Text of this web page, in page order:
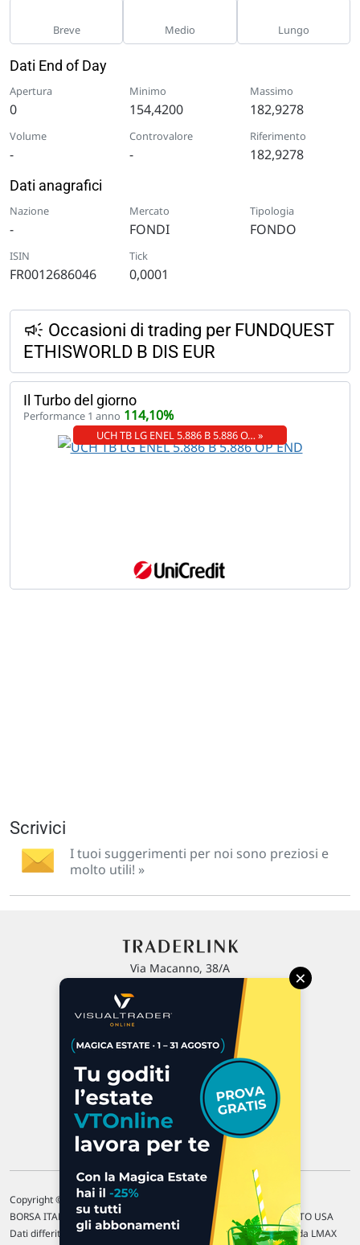
Breve Medio Lungo
Dati End of Day
Apertura
0
Minimo
154,4200
Massimo
182,9278
Volume
-
Controvalore
-
Riferimento
182,9278
Dati anagrafici
Nazione
-
Mercato
FONDI
Tipologia
FONDO
ISIN
FR0012686046
Tick
0,0001
Occasioni di trading per FUNDQUEST
ETHISWORLD B DIS EUR
Il Turbo del giorno
Performance 1 anno 114,10%
UCH TB LG ENEL 5.886 B 5.886 O… »
Scrivici
I tuoi suggerimenti per noi sono preziosi e
molto utili! »
Via Macanno, 38/A
P.IVA 02 452 460 401
Chi siamo
Commenti e segnalazioni
Contattaci
Copyright © 1996-2026 Traderlink Italia s.r.l.
BORSA ITALIANA Quotazioni di borsa differite di 15 min. / MERCATO USA
Dati differiti di 15 min. (fonte Intrinio) / FOREX Quotazioni fornite da LMAX
×